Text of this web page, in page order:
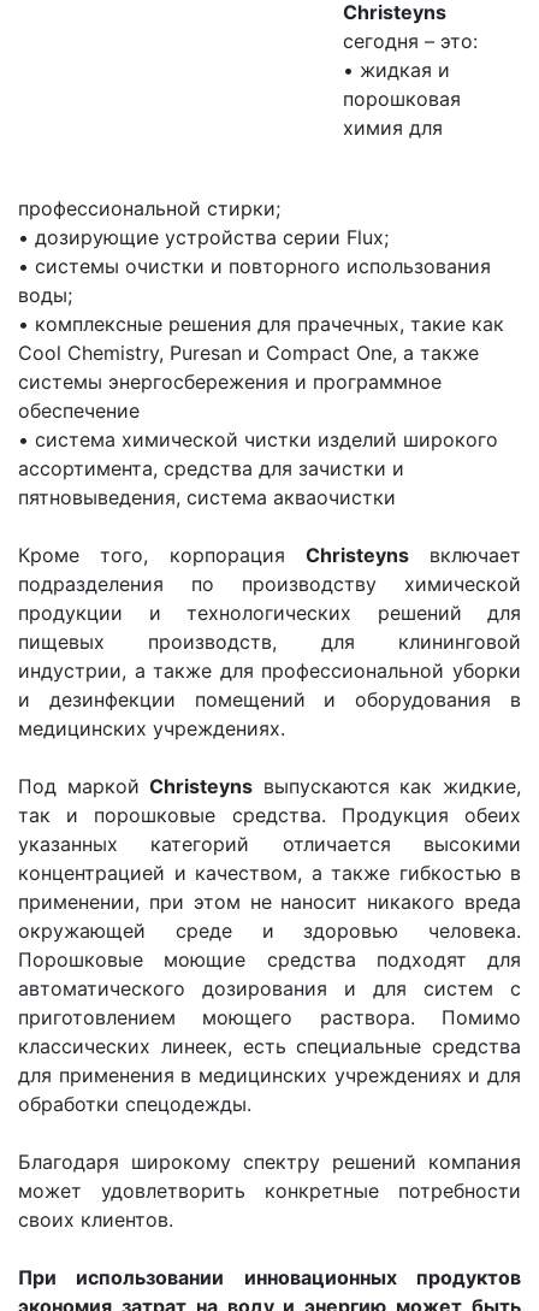
Christeyns
сегодня – это:
• жидкая и
порошковая
химия для
профессиональной стирки;
• дозирующие устройства серии Flux;
• системы очистки и повторного использования
воды;
• комплексные решения для прачечных, такие как
Cool Chemistry, Puresan и Compact One, а также
системы энергосбережения и программное
обеспечение
• система химической чистки изделий широкого
ассортимента, средства для зачистки и
пятновыведения, система акваочистки
Кроме того, корпорация Christeynsвключает
подразделения по производству химической
продукции и технологических решений для
пищевых производств, для клининговой
индустрии, а также для профессиональной уборки
и дезинфекции помещений и оборудования в
медицинских учреждениях.
Под маркойChristeyns выпускаются как жидкие,
так и порошковые средства. Продукция обеих
указанных категорий отличается высокими
концентрацией и качеством, а также гибкостью в
применении, при этом не наносит никакого вреда
окружающей среде и здоровью человека.
Порошковые моющие средства подходят для
автоматического дозирования и для систем с
приготовлением моющего раствора. Помимо
классических линеек, есть специальные средства
для применения в медицинских учреждениях и для
обработки спецодежды.
Благодаря широкому спектру решений компания
может удовлетворить конкретные потребности
своих клиентов.
При использовании инновационных продуктов